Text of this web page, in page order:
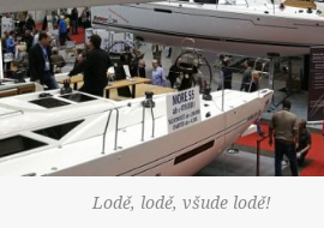
Lodě, lodě, všude lodě!